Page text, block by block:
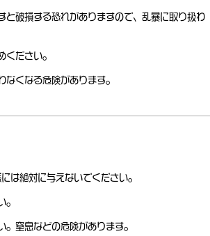
破損する恐れがありますので、乱暴に取り扱わ
ださい。
くなる危険があります。
は絶対に与えないでください。
。
窒息などの危険があります。